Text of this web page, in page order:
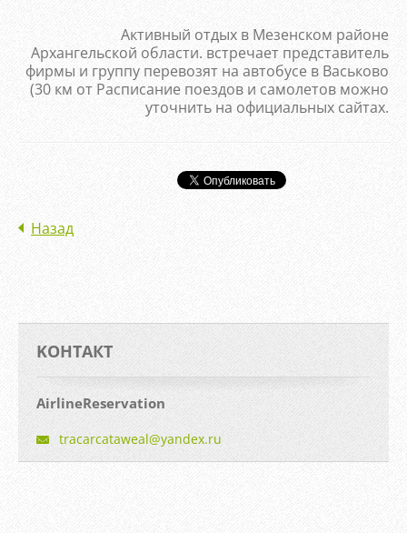
Активный отдых в Мезенском районе
Архангельской области. встречает представитель
фирмы и группу перевозят на автобусе в Васьково
(30 км от Расписание поездов и самолетов можно
уточнить на официальных сайтах.
Назад
KOНТАКТ
AirlineReservation
tracarcataweal@yandex.ru